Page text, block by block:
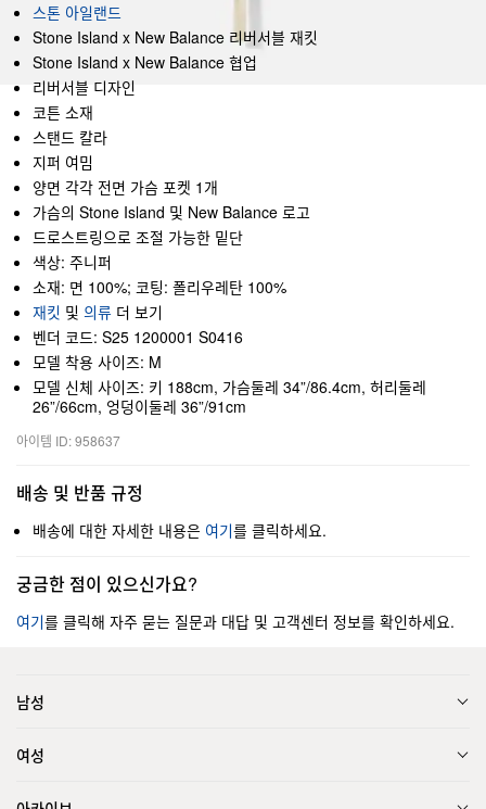
스톤 아일랜드
Stone Island x New Balance 리버서블 재킷
Stone Island x New Balance 협업
리버서블 디자인
코튼 소재
스탠드 칼라
지퍼 여밈
양면 각각 전면 가슴 포켓 1개
가슴의 Stone Island 및 New Balance 로고
드로스트링으로 조절 가능한 밑단
색상: 주니퍼
소재: 면 100%; 코팅: 폴리우레탄 100%
재킷 및 의류 더 보기
벤더 코드: S25 1200001 S0416
모델 착용 사이즈: M
모델 신체 사이즈: 키 188cm, 가슴둘레 34”/86.4cm, 허리둘레
26”/66cm, 엉덩이둘레 36”/91cm
아이템 ID: 958637
배송 및 반품 규정
배송에 대한 자세한 내용은 여기를 클릭하세요.
궁금한 점이 있으신가요?
여기를 클릭해 자주 묻는 질문과 대답 및 고객센터 정보를 확인하세요.
남성
여성